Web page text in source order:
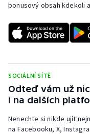
Stolní tenis
Triatlon
Veslování
Vodní slalom
bonusový obsah kdekoli
SOCIÁLNÍ SÍTĚ
Odteď vám už
i na dalších
Nenechte si nikde ujít
na Facebooku, X,